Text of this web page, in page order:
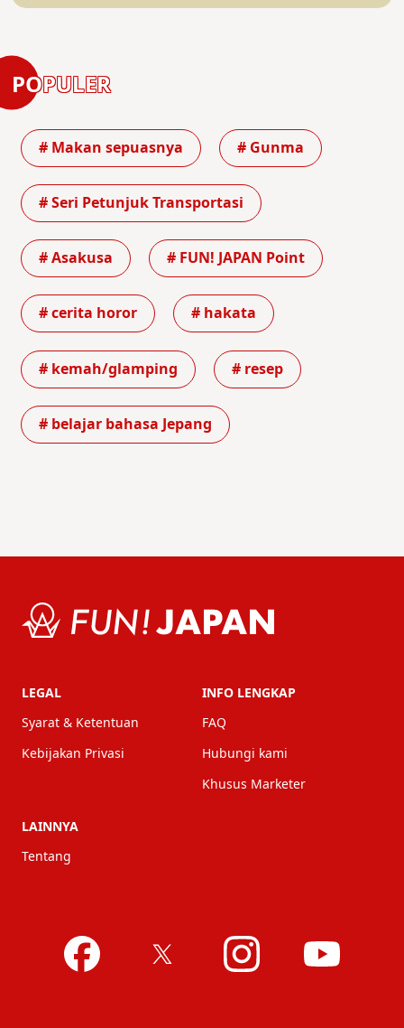
POPULER
# Makan sepuasnya # Gunma
# Seri Petunjuk Transportasi
# Asakusa # FUN! JAPAN Point
# cerita horor # hakata
# kemah/glamping # resep
# belajar bahasa Jepang
LEGAL
Syarat & Ketentuan
Kebijakan Privasi
INFO LENGKAP
FAQ
Hubungi kami
Khusus Marketer
LAINNYA
Tentang